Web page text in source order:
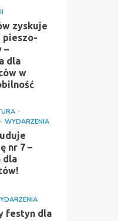
zyskuje
pieszo-
–
dla
w
WYDARZENIA
nr 7 –
dla
festyn dla